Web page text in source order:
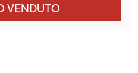
VENDUTO